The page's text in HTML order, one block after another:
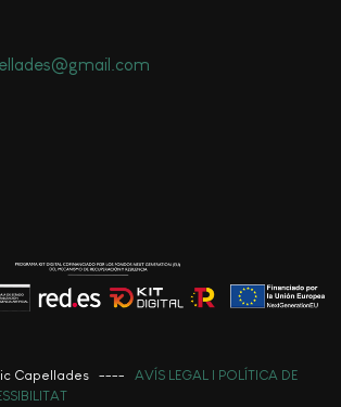
Capellades ---- AVÍS LEGAL I POLÍTICA DE